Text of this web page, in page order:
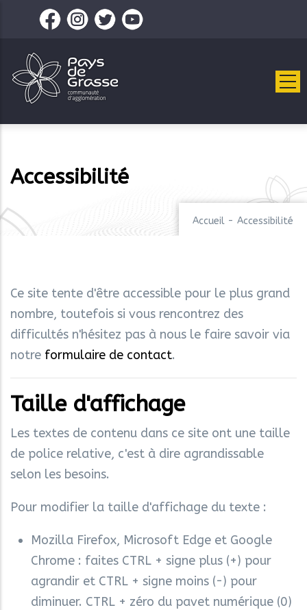
contenu
principal
Accessibilité
Accueil - Accessibilité
Ce site tente d'être accessible pour le plus grand
nombre, toutefois si vous rencontrez des
difficultés n'hésitez pas à nous le faire savoir via
notre formulaire de contact.
Taille d'affichage
Les textes de contenu dans ce site ont une taille
de police relative, c'est à dire agrandissable
selon les besoins.
Pour modifier la taille d'affichage du texte :
Mozilla Firefox, Microsoft Edge et Google
Chrome : faites CTRL + signe plus (+) pour
agrandir et CTRL + signe moins (-) pour
diminuer. CTRL + zéro du pavet numérique (0)